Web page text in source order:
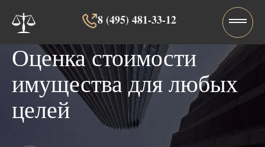
8 (495) 481-33-12‬‬
Оценка стоимости
имущества для любых
целей